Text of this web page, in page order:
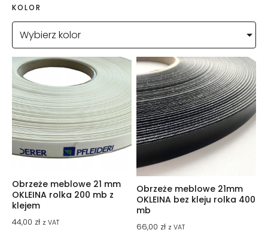
KOLOR
Wybierz kolor
Obrzeże meblowe 21 mm
OKLEINA rolka 200 mb z
klejem
44,00 zł z VAT
Obrzeże meblowe 21mm
OKLEINA bez kleju rolka 400
mb
66,00 zł z VAT